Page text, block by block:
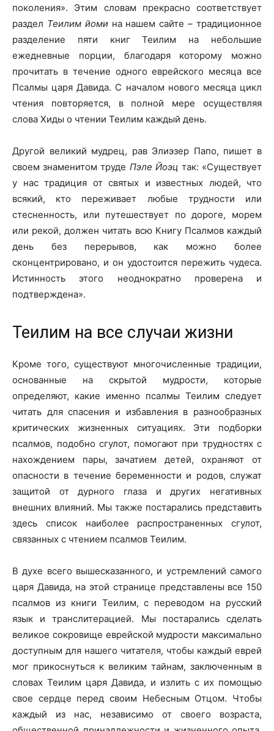
поколения». Этим словам прекрасно соответствует
раздел Теилим йомина нашем сайте – традиционное
разделение пяти книг Теилим на небольшие
ежедневные порции, благодаря которому можно
прочитать в течение одного еврейского месяца все
Псалмы царя Давида. С началом нового месяца цикл
чтения повторяется, в полной мере осуществляя
слова Хиды о чтении Теилим каждый день.
Другой великий мудрец, рав Элиэзер Папо, пишет в
своем знаменитом труде Пэле Йоэц так: «Существует
у нас традиция от святых и известных людей, что
всякий, кто переживает любые трудности или
стесненность, или путешествует по дороге, морем
или рекой, должен читать всю Книгу Псалмов каждый
день без перерывов, как можно более
сконцентрировано, и он удостоится пережить чудеса.
Истинность этого неоднократно проверена и
подтверждена».
Теилим на все случаи жизни
Кроме того, существуют многочисленные традиции,
основанные на скрытой мудрости, которые
определяют, какие именно псалмы Теилим следует
читать для спасения и избавления в разнообразных
критических жизненных ситуациях. Эти подборки
псалмов, подобно сгулот, помогают при трудностях с
нахождением пары, зачатием детей, охраняют от
опасности в течение беременности и родов, служат
защитой от дурного глаза и других негативных
внешних влияний. Мы также постарались представить
здесь список наиболее распространенных сгулот,
связанных с чтением псалмов Теилим.
В духе всего вышесказанного, и устремлений самого
царя Давида, на этой странице представлены все 150
псалмов из книги Теилим, с переводом на русский
язык и транслитерацией. Мы постарались сделать
великое сокровище еврейской мудрости максимально
доступным для нашего читателя, чтобы каждый еврей
мог прикоснуться к великим тайнам, заключенным в
словах Теилим царя Давида, и излить с их помощью
свое сердце перед своим Небесным Отцом. Чтобы
каждый из нас, независимо от своего возраста,